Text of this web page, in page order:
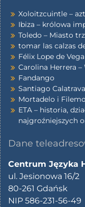
Xoloitzcuintle –
Ibiza – królowa
Toledo – Miasto
tomar las calzas
Félix Lope de
Carolina Herrera
Fandango
Santiago
Mortadelo i
ETA – historia,
najgroźniejszych
Dane
Centrum Języka
ul. Jesionowa 16/2
80-261 Gdańsk
NIP 586-231-56-49